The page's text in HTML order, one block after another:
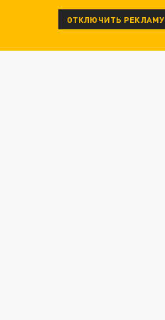
ОТКЛЮЧИТЬ РЕКЛАМУ